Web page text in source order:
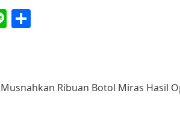
Line
Ribuan Botol Miras Hasil